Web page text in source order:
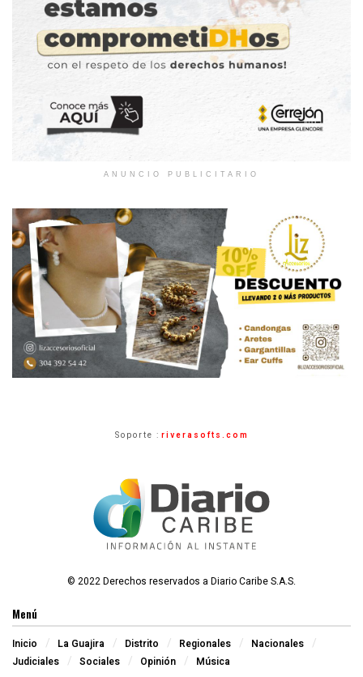
ANUNCIO PUBLICITARIO
Soporte : riverasofts.com
© 2022 Derechos reservados a Diario Caribe S.A.S.
Menú
Inicio La Guajira Distrito Regionales
Nacionales
Judiciales
Sociales Opinión Música